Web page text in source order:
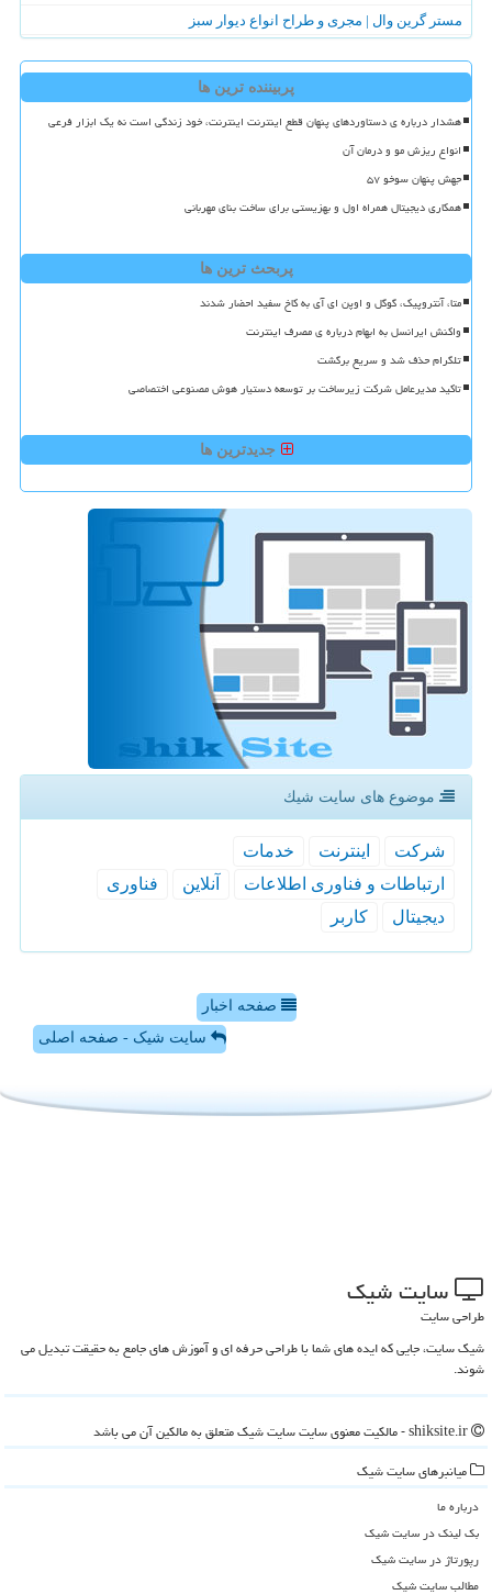
مستر گرین وال | مجری و طراح انواع دیوار سبز
پربیننده ترین ها
هشدار درباره ی دستاوردهای پنهان قطع اینترنت اینترنت، خود زندگی است نه یک ابزار فرعی
انواع ریزش مو و درمان آن
جهش پنهان سوخو ۵۷
همکاری دیجیتال همراه اول و بهزیستی برای ساخت بنای مهربانی
پربحث ترین ها
متا، آنتروپیک، گوگل و اوپن ای آی به کاخ سفید احضار شدند
واکنش ایرانسل به ابهام درباره ی مصرف اینترنت
تلگرام حذف شد و سریع برگشت
تاکید مدیرعامل شرکت زیرساخت بر توسعه دستیار هوش مصنوعی اختصاصی
جدیدترین ها
موضوع های سایت شیك
شركت اینترنت
خدمات
ارتباطات و فناوری اطلاعات
آنلاین
فناوری
دیجیتال
كاربر
صفحه اخبار
سایت شیک - صفحه اصلی
سایت شیك
طراحی سایت
شیک سایت، جایی که ایده های شما با طراحی حرفه ای و آموزش های جامع به حقیقت تبدیل می
شوند.
میانبرهای سایت شیك
درباره ما
بک لینک در سایت شیك
رپورتاژ در سایت شیك
مطالب سایت شیك